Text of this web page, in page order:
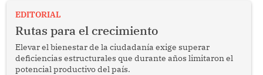
EDITORIAL
Rutas para el crecimiento
Elevar el bienestar de la ciudadanía exige superar
deficiencias estructurales que durante años limitaron el
potencial productivo del país.